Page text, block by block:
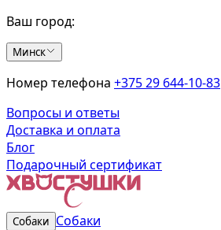
Ваш город:
Минск
Номер телефона +375 29 644-10-83
Вопросы и ответы
Доставка и оплата
Блог
Подарочный сертификат
Собаки Собаки